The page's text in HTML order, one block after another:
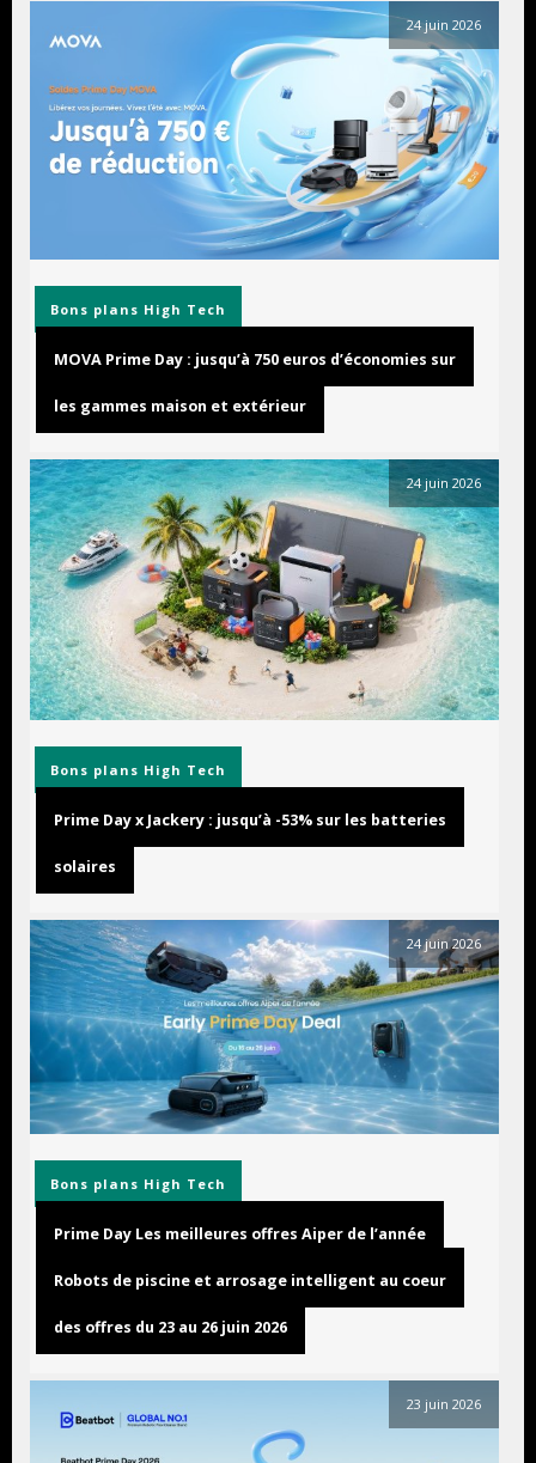
24 juin 2026
Bons plans High Tech
MOVA Prime Day : jusqu’à 750 euros d’économies sur
les gammes maison et extérieur
24 juin 2026
Bons plans High Tech
Prime Day x Jackery : jusqu’à -53% sur les batteries
solaires
24 juin 2026
Bons plans High Tech
Prime Day Les meilleures offres Aiper de l’année
Robots de piscine et arrosage intelligent au coeur
des offres du 23 au 26 juin 2026
23 juin 2026